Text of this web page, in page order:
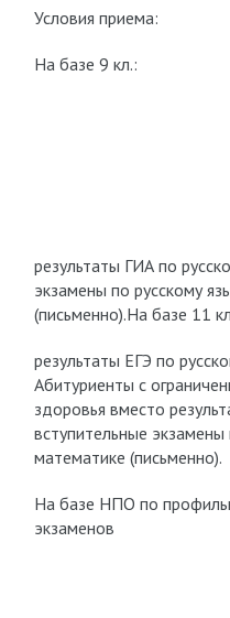
Условия приема:
На базе 9 кл.:
результаты ГИА по
экзамены по русскому
(письменно).На базе 11
результаты ЕГЭ по
Абитуриенты с
здоровья вместо
вступительные экзамены
математике (письменно).
На базе НПО по
экзаменов